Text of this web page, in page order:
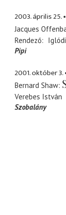
2003. április 25.
Jacques
Rendező
Pipi
2001. október 3.
Bernard Shaw
Verebes István
Szobalány